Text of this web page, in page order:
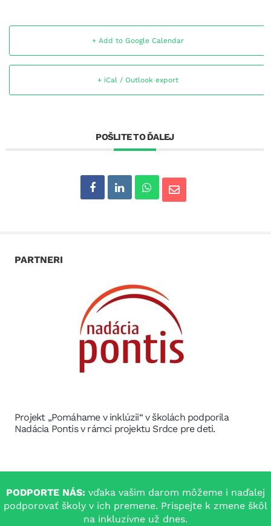
+ Add to Google Calendar
+ iCal / Outlook export
POŠLITE TO ĎALEJ
PARTNERI
Partner v projekte nenásilnou komunikáciou zastavme
šikanu
PODPORTE NÁS: vďaka vašim darom môžeme i naďalej
podporovať školy v ich premene. Prispejte k zmene škôl
na inkluzívne už dnes.